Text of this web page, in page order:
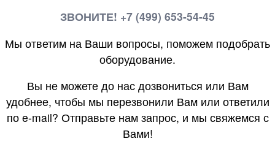
ЗВОНИТЕ! +7 (499) 653-54-45
Мы ответим на Ваши вопросы, поможем подобрать
оборудование.
Вы не можете до нас дозвониться или Вам
удобнее, чтобы мы перезвонили Вам или ответили
по e-mail? Отправьте нам запрос, и мы свяжемся с
Вами!